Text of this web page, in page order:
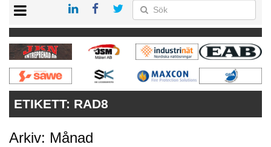
PRENUMERERA
VÅRA ANDRA MAGASIN
ANNONSERA
KONTAKT
ETIKETT: RAD8
Arkiv: Månad